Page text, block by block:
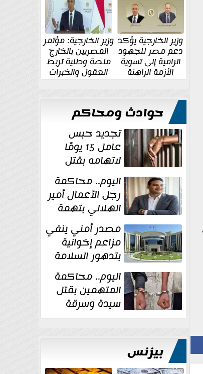
وزير الخارجية يؤكد
دعم مصر للجهود
الرامية إلى تسوية
الأزمة الراهنة
وزير الخارجية: مؤتمر
المصريين بالخارج
منصة وطنية تربط
العقول والخبرات
المصرية بالدولة
حوادث ومحاكم
تجديد حبس
عامل 15 يومًا
لاتهامه بقتل
زوجته طعنًا
داخل مسكنهما بشبرا...
اليوم.. محاكمة
رجل الأعمال أمير
الهلالي بتهمة
غسل الأموال
مصدر أمني ينفي
مزاعم إخوانية
بتدهور السلامة
الإنشائية لأحد
مراكز الإصلاح والتأهيل
اليوم.. محاكمة
المتهمين بقتل
سيدة وسرقة
ذهبها في بولاق
بيزنس